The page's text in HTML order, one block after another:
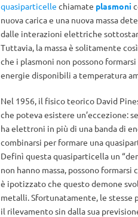
quasiparticelle chiamate plasmoni
nuova carica e una nuova massa
dalle interazioni elettriche
Tuttavia, la massa è solitamente
che i plasmoni non possono formarsi
energie disponibili a temperatura
Nel 1956, il fisico teorico David
che poteva esistere un’eccezione:
ha elettroni in più di una banda di
combinarsi per formare una
Definì questa quasiparticella un
non hanno massa, possono
è ipotizzato che questo demone
metalli. Sfortunatamente, le stesse
il rilevamento sin dalla sua